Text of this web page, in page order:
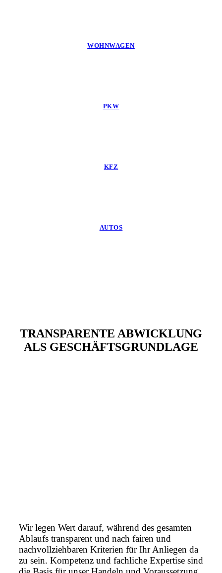
WOHNWAGEN
PKW
KFZ
AUTOS
TRANSPARENTE ABWICKLUNG
ALS GESCHÄFTSGRUNDLAGE
Wir legen Wert darauf, während des gesamten
Ablaufs transparent und nach fairen und
nachvollziehbaren Kriterien für Ihr Anliegen da
zu sein. Kompetenz und fachliche Expertise sind